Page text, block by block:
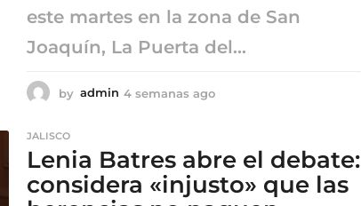
este martes en la zona de San
Joaquín, La Puerta del...
by admin 4 semanas ago
a
n
a
JALISCO
Lenia Batres abre el debate:
considera «injusto» que las